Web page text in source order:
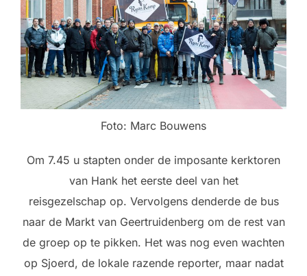
Foto: Marc Bouwens
Om 7.45 u stapten onder de imposante kerktoren
van Hank het eerste deel van het
reisgezelschap op. Vervolgens denderde de bus
naar de Markt van Geertruidenberg om de rest van
de groep op te pikken. Het was nog even wachten
op Sjoerd, de lokale razende reporter, maar nadat